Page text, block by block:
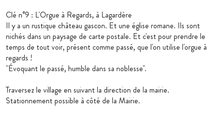
Clé n°9 : L'Orgue à Regards, à Lagardère
Il y a un rustique château gascon. Et une église romane. Ils sont
nichés dans un paysage de carte postale. Et c'est pour prendre le
temps de tout voir, présent comme passé, que l'on utilise l'orgue à
regards !
"Évoquant le passé, humble dans sa noblesse".
Traversez le village en suivant la direction de la mairie.
Stationnement possible à côté de la Mairie.